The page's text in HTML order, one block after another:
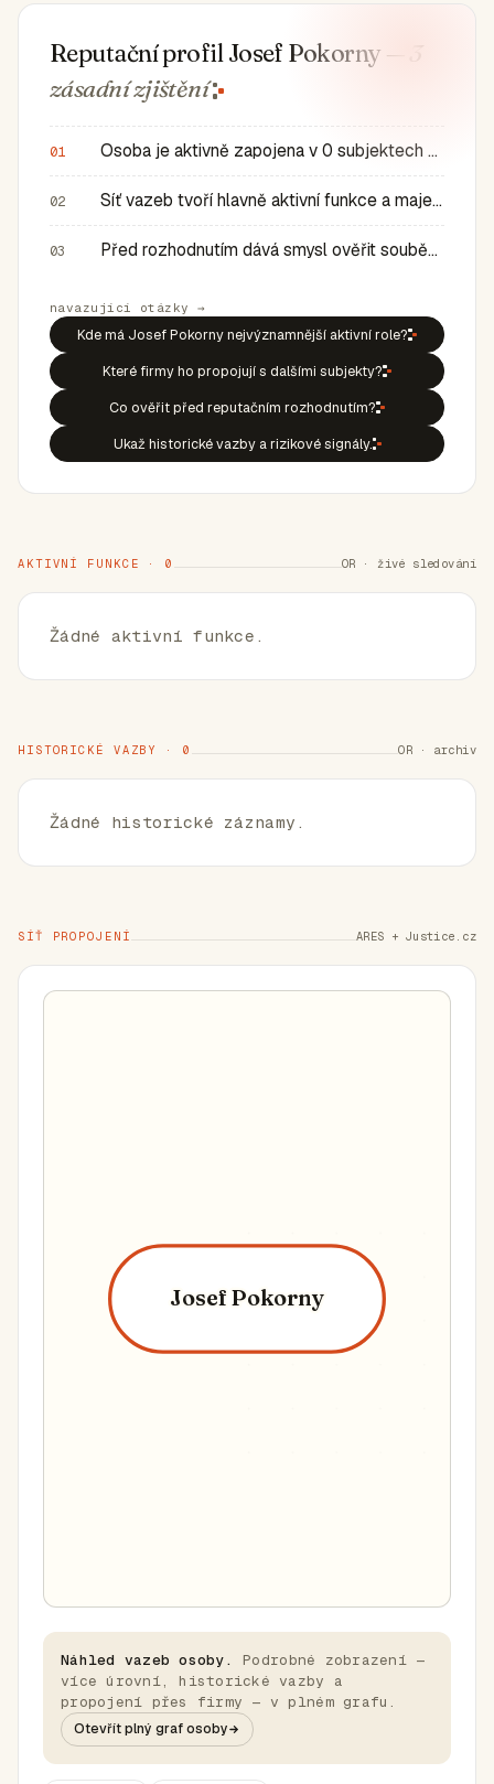
Reputační profil Josef Pokorny — 3
zásadnízjištění
01 Osoba je aktivně zapojena v 0 subjektech a má 0 historic…
02 Síť vazeb tvoří hlavně aktivní funkce a majetkové role v…
03 Před rozhodnutím dává smysl ověřit souběh rolí, historic…
navazující otázky →
Kde má Josef Pokorny nejvýznamnější aktivní role?
Které firmy ho propojují s dalšími subjekty?
Co ověřit před reputačním rozhodnutím?
Ukaž historické vazby a rizikové signály.
AKTIVNÍ FUNKCE · 0 OR · živé sledování
Žádné aktivní funkce.
HISTORICKÉ VAZBY · 0 OR · archiv
Žádné historické záznamy.
SÍŤ PROPOJENÍ ARES + Justice.cz
Josef Pokorny
Náhled vazeb osoby.
Podrobné zobrazení —
více úrovní, historické vazby a
propojení přes firmy — v plném grafu.
Otevřít plný graf osoby